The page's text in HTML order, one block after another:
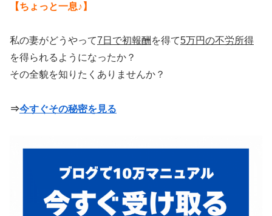
【ちょっと一息♪】
私の妻がどうやって7日で初報酬 を得て5万円の不労所得
を得られるようになったか？
その全貌を知りたくありませんか？
⇒今すぐその秘密を見る